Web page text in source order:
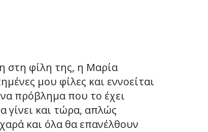
στη φίλη της, η Μαρία
μου φίλες και εννοείται
πρόβλημα που το έχει
γίνει και τώρα, απλώς
χαρά και όλα θα επανέλθουν